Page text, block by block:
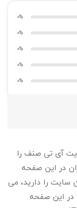
0%
0%
0%
0%
0%
آی تی صنف را
در این صفحه
سایت را دارید، می
در این صفحه